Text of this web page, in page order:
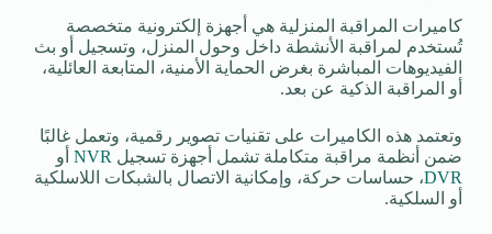
كاميرات المراقبة المنزلية هي أجهزة إلكترونية متخصصة
تُستخدم لمراقبة الأنشطة داخل وحول المنزل، وتسجيل أو بث
الفيديوهات المباشرة بغرض الحماية الأمنية، المتابعة العائلية،
أو المراقبة الذكية عن بعد.
وتعتمد هذه الكاميرات على تقنيات تصوير رقمية، وتعمل غالبًا
ضمن أنظمة مراقبة متكاملة تشمل أجهزة تسجيل NVRأو
DVR، حساسات حركة، وإمكانية الاتصال بالشبكات اللاسلكية
أو السلكية.